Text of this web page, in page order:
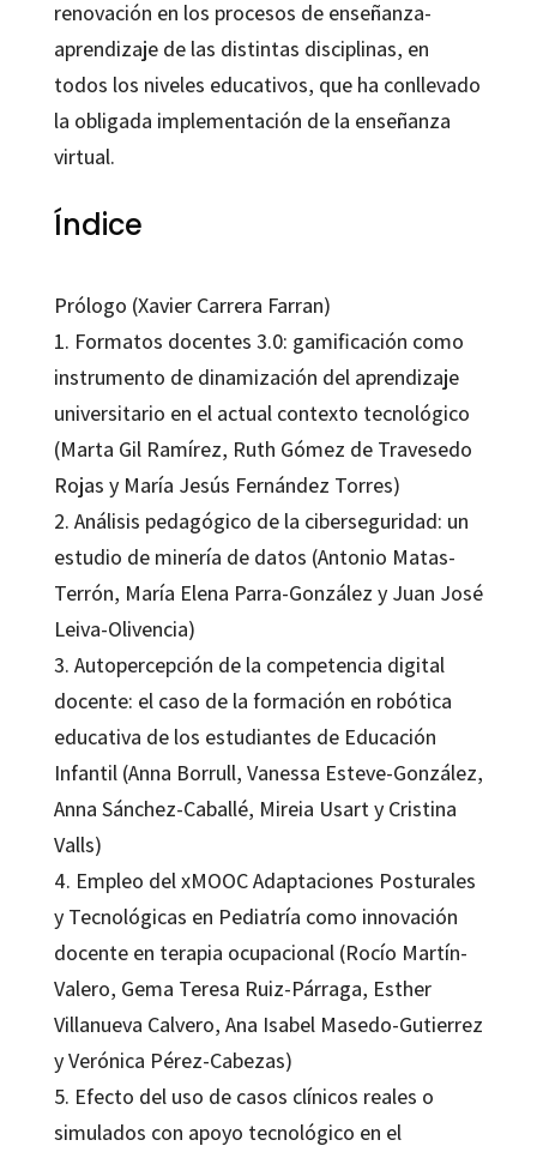
renovación en los procesos de enseñanza-
aprendizaje de las distintas disciplinas, en
todos los niveles educativos, que ha conllevado
la obligada implementación de la enseñanza
virtual.
Índice
Prólogo (Xavier Carrera Farran)
1. Formatos docentes 3.0: gamificación como
instrumento de dinamización del aprendizaje
universitario en el actual contexto tecnológico
(Marta Gil Ramírez, Ruth Gómez de Travesedo
Rojas y María Jesús Fernández Torres)
2. Análisis pedagógico de la ciberseguridad: un
estudio de minería de datos (Antonio Matas-
Terrón, María Elena Parra-González y Juan José
Leiva-Olivencia)
3. Autopercepción de la competencia digital
docente: el caso de la formación en robótica
educativa de los estudiantes de Educación
Infantil (Anna Borrull, Vanessa Esteve-González,
Anna Sánchez-Caballé, Mireia Usart y Cristina
Valls)
4. Empleo del xMOOC Adaptaciones Posturales
y Tecnológicas en Pediatría como innovación
docente en terapia ocupacional (Rocío Martín-
Valero, Gema Teresa Ruiz-Párraga, Esther
Villanueva Calvero, Ana Isabel Masedo-Gutierrez
y Verónica Pérez-Cabezas)
5. Efecto del uso de casos clínicos reales o
simulados con apoyo tecnológico en el